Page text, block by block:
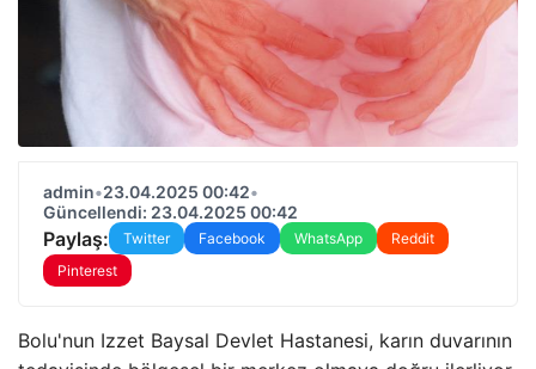
admin•23.04.2025 00:42•
Güncellendi: 23.04.2025 00:42
Paylaş: Twitter Facebook WhatsApp
Reddit
Pinterest
Bolu'nun Izzet Baysal Devlet Hastanesi, karın duvarının